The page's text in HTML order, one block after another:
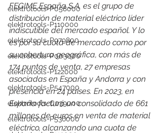
elektrotools-P058000
elektrotools-P110000
elektrotools-P979800
elektrotools-P003000
elektrotools-P122000
elektrotools-P547000
elektrotools-C039000
elektrotools-P536000
FEGIME España S.A. es el grupo de
distribución de material eléctrico líder
indiscutible del mercado español. Y lo
es por su cuota de mercado como por
su cobertura geográfica, con más de
174 puntos de venta, 27 empresas
asociadas en España y Andorra y con
presencia en 24 países. En 2023, en
España facturó un consolidado de 661
millones de euros en venta de material
eléctrico, alcanzando una cuota de